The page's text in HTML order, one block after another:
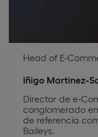
Head of E-
Iñigo Martinez-
Director de e-
conglomerado
de referencia
Baileys.